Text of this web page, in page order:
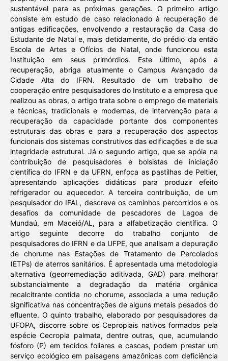
sustentável para as próximas gerações. O primeiro artigo
consiste em estudo de caso relacionado à recuperação de
antigas edificações, envolvendo a restauração da Casa do
Estudante de Natal e, mais detidamente, do prédio da então
Escola de Artes e Ofícios de Natal, onde funcionou esta
Instituição em seus primórdios. Este último, após a
recuperação, abriga atualmente o Campus Avançado da
Cidade Alta do IFRN. Resultado de um trabalho de
cooperação entre pesquisadores do Instituto e a empresa que
realizou as obras, o artigo trata sobre o emprego de materiais
e técnicas, tradicionais e modernas, de intervenção para a
recuperação da capacidade portante dos componentes
estruturais das obras e para a recuperação dos aspectos
funcionais dos sistemas construtivos das edificações e de sua
integridade estrutural. Já o segundo artigo, que se apóia na
contribuição de pesquisadores e bolsistas de iniciação
científica do IFRN e da UFRN, enfoca as pastilhas de Peltier,
apresentando aplicações didáticas para produzir efeito
refrigerador ou aquecedor. A terceira contribuição, de um
pesquisador do IFAL, descreve os caminhos percorridos e os
desafios da comunidade de pescadores de Lagoa de
Mundaú, em Maceió/AL, para a alfabetização científica. O
artigo seguinte decorre do trabalho conjunto de
pesquisadores do IFRN e da UFPE, que analisam a depuração
de chorume nas Estações de Tratamento de Percolados
(ETPs) de aterros sanitários. É apresentada uma metodologia
alternativa (georremediação aditivada, GAD) para melhorar
substancialmente a degradação da matéria orgânica
recalcitrante contida no chorume, associada a uma redução
significativa nas concentrações de alguns metais pesados do
efluente. O quinto trabalho, elaborado por pesquisadores da
UFOPA, discorre sobre os Cepropiais nativos formados pela
espécie Cecropia palmata, dentre outras, que, acumulando
fósforo (P) em tecidos foliares e cascas, podem prestar um
serviço ecológico em paisagens amazônicas com deficiência